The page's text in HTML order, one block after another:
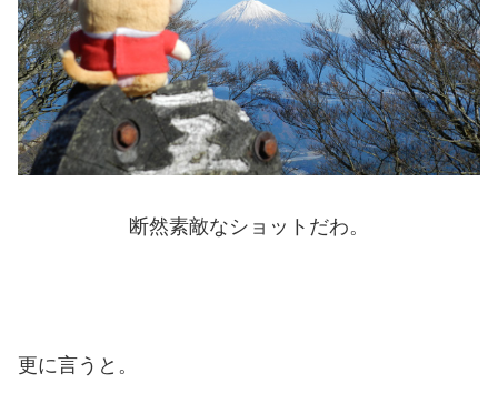
断然素敵なショットだわ。
更に言うと。